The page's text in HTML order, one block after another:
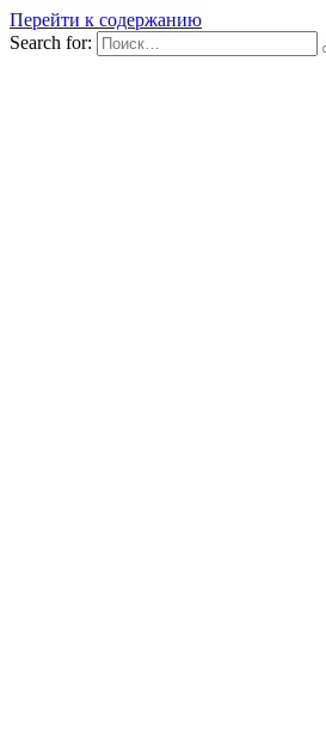
Перейти к содержанию
Search for: